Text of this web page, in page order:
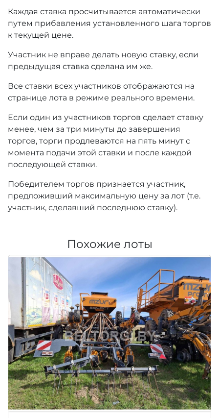
Каждая ставка просчитывается автоматически
путем прибавления установленного шага торгов
к текущей цене.
Участник не вправе делать новую ставку, если
предыдущая ставка сделана им же.
Все ставки всех участников отображаются на
странице лота в режиме реального времени.
Если один из участников торгов сделает ставку
менее, чем за три минуты до завершения
торгов, торги продлеваются на пять минут с
момента подачи этой ставки и после каждой
последующей ставки.
Победителем торгов признается участник,
предложивший максимальную цену за лот (т.е.
участник, сделавший последнюю ставку).
Похожие лоты